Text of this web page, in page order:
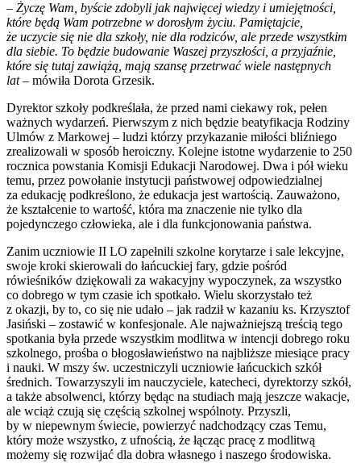
– Życzę Wam, byście zdobyli jak najwięcej wiedzy i umiejętności,
które będą Wam potrzebne w dorosłym życiu. Pamiętajcie,
że uczycie się nie dla szkoły, nie dla rodziców, ale przede wszystkim
dla siebie. To będzie budowanie Waszej przyszłości, a przyjaźnie,
które się tutaj zawiążą, mają szansę przetrwać wiele następnych
lat– mówiła Dorota Grzesik.
Dyrektor szkoły podkreślała, że przed nami ciekawy rok, pełen
ważnych wydarzeń. Pierwszym z nich będzie beatyfikacja Rodziny
Ulmów z Markowej – ludzi którzy przykazanie miłości bliźniego
zrealizowali w sposób heroiczny. Kolejne istotne wydarzenie to 250
rocznica powstania Komisji Edukacji Narodowej. Dwa i pół wieku
temu, przez powołanie instytucji państwowej odpowiedzialnej
za edukację podkreślono, że edukacja jest wartością. Zauważono,
że kształcenie to wartość, która ma znaczenie nie tylko dla
pojedynczego człowieka, ale i dla funkcjonowania państwa.
Zanim uczniowie II LO zapełnili szkolne korytarze i sale lekcyjne,
swoje kroki skierowali do łańcuckiej fary, gdzie pośród
rówieśników dziękowali za wakacyjny wypoczynek, za wszystko
co dobrego w tym czasie ich spotkało. Wielu skorzystało też
z okazji, by to, co się nie udało – jak radził w kazaniu ks. Krzysztof
Jasiński – zostawić w konfesjonale. Ale najważniejszą treścią tego
spotkania była przede wszystkim modlitwa w intencji dobrego roku
szkolnego, prośba o błogosławieństwo na najbliższe miesiące pracy
i nauki. W mszy św. uczestniczyli uczniowie łańcuckich szkół
średnich. Towarzyszyli im nauczyciele, katecheci, dyrektorzy szkół,
a także absolwenci, którzy będąc na studiach mają jeszcze wakacje,
ale wciąż czują się częścią szkolnej wspólnoty. Przyszli,
by w niepewnym świecie, powierzyć nadchodzący czas Temu,
który może wszystko, z ufnością, że łącząc pracę z modlitwą
możemy się rozwijać dla dobra własnego i naszego środowiska.